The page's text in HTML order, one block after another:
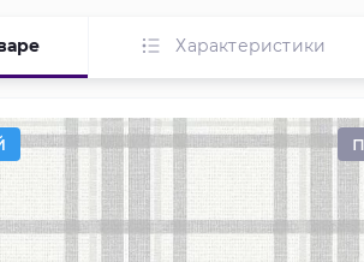
Характеристики